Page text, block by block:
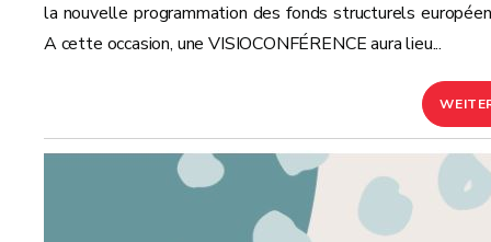
la nouvelle programmation des fonds structurels
A cette occasion, une VISIOCONFÉRENCE aura lieu...